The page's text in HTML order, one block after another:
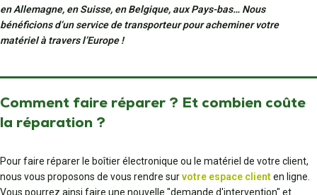
en Allemagne, en Suisse, en Belgique, aux Pays-bas… Nous
bénéficions d’un service de transporteur pour acheminer votre
matériel à travers l’Europe !
Comment faire réparer ? Et combien coûte
la réparation ?
Pour faire réparer le boîtier électronique ou le matériel de votre client,
nous vous proposons de vous rendre survotre espace clienten ligne.
Vous pourrez ainsi faire une nouvelle "demande d'intervention" et